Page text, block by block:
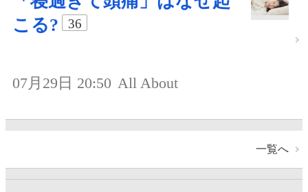
こる?
36
07月29日 20:50 All About
一覧へ